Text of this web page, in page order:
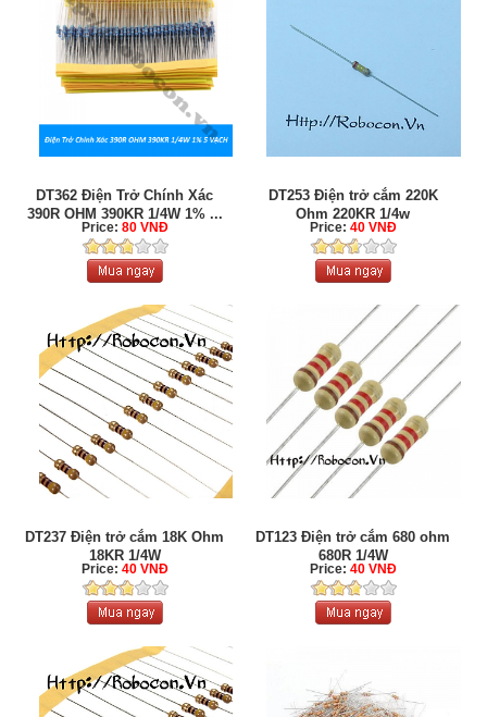
DT362 Điện Trở Chính Xác
390R OHM 390KR 1/4W 1% ...
Price: 80 VNĐ
DT253 Điện trở cắm 220K
Ohm 220KR 1/4w
Price: 40 VNĐ
DT237 Điện trở cắm 18K Ohm
18KR 1/4W
Price: 40 VNĐ
DT123 Điện trở cắm 680 ohm
680R 1/4W
Price: 40 VNĐ